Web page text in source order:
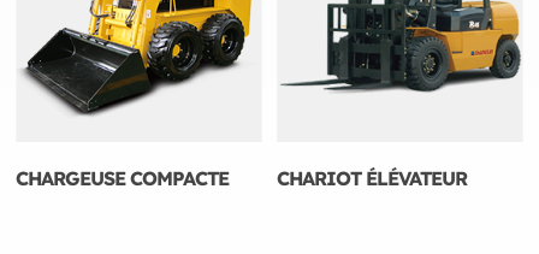
CHARGEUSE COMPACTE CHARIOT ÉLÉVATEUR